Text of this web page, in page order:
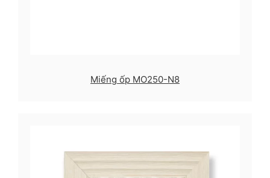
Miếng ốp MO250-N8